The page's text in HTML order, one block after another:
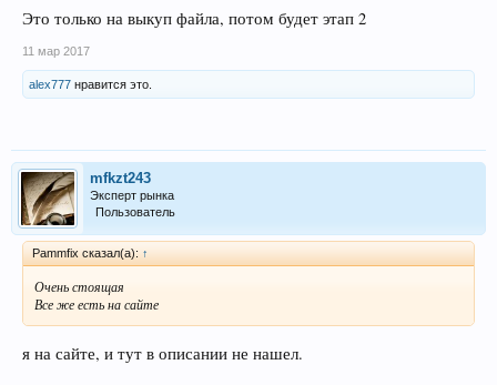
Это только на выкуп файла, потом будет этап 2
11 мар 2017
alex777 нравится это.
mfkzt243
Эксперт рынка
Пользователь
Pammfix сказал(а): ↑
Очень стоящая
Все же есть на сайте
я на сайте, и тут в описании не нашел.